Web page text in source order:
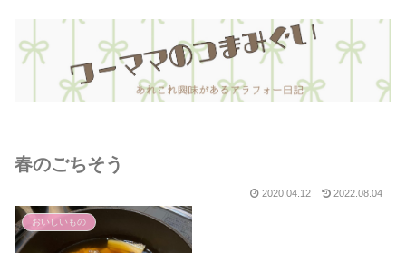
春のごちそう
2020.04.12 2022.08.04
おいしいもの